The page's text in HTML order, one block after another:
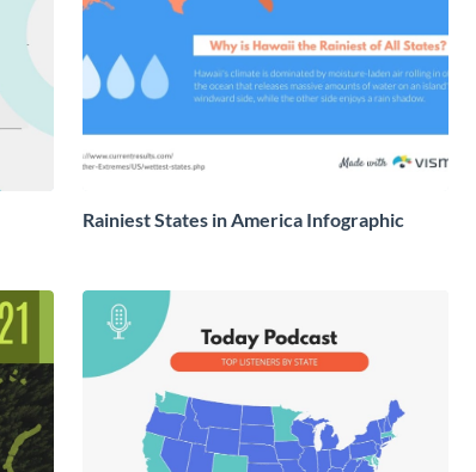
Rainiest States in America Infographic